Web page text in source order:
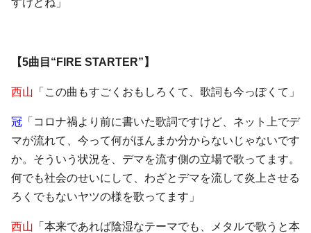
【5曲目“FIRE STARTER”】
西山 「この曲もすごくおもしろくて、歌詞も今っぽくて」
冠 「コロナ禍より前に書いた歌詞ですけど、ネット上でデ
マが流れて、今って何がほんまか分からないじゃないです
か。そういう状況を、デマを流す側の立場で歌ってます。
何でも社会のせいにして、わざとデマを流して炎上させる
ろくでもないヤツの様を歌ってます」
西山 「本来であれば陰湿なテーマでも、メタルで歌うと本